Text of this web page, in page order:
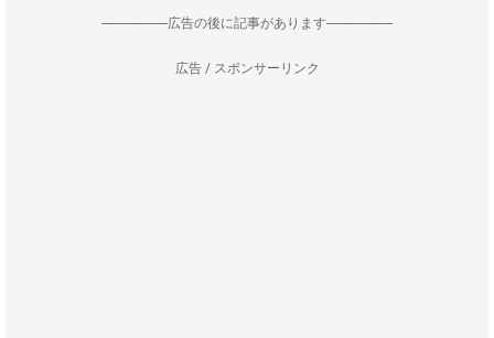
--------------------広告の後に記事があります--------------------
広告 / スポンサーリンク